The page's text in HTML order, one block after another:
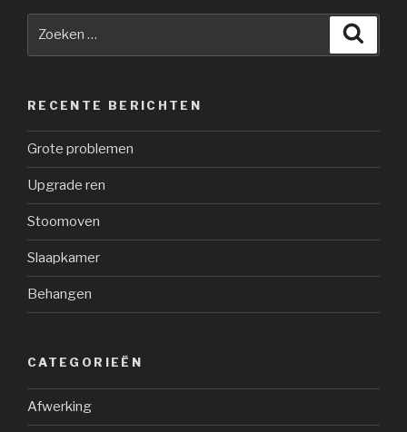
RECENTE BERICHTEN
Grote problemen
Upgrade ren
Stoomoven
Slaapkamer
Behangen
CATEGORIEËN
Afwerking